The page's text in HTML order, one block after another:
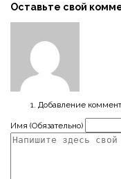
Оставьте свой
Добавление
Имя (Обязательно)